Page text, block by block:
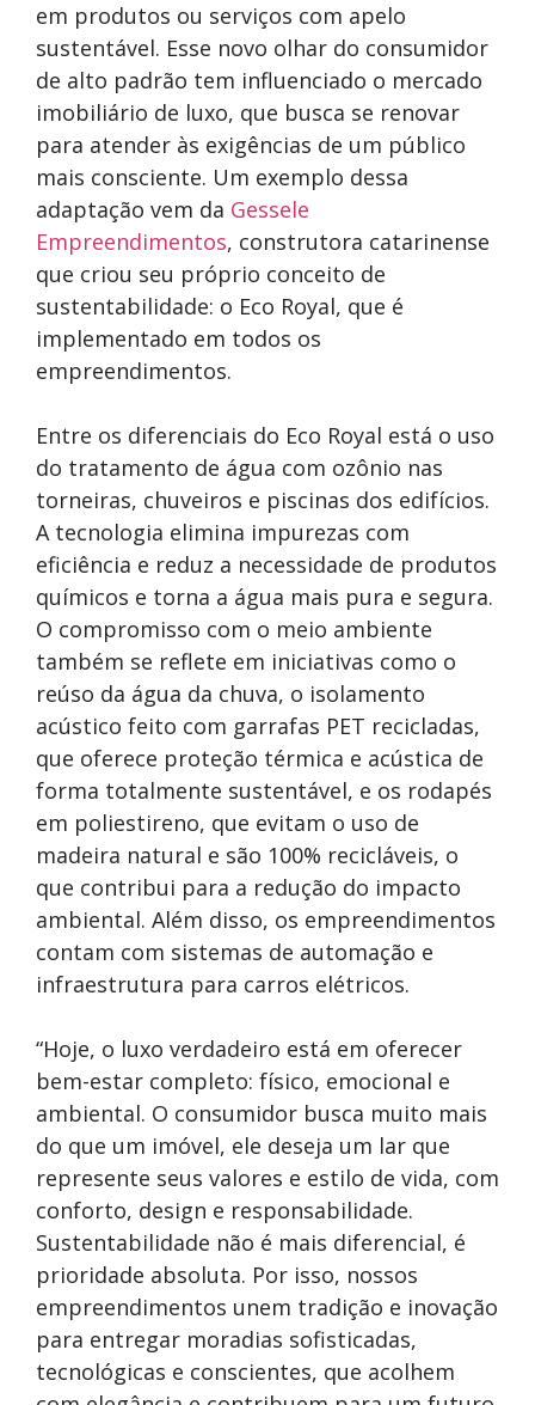
em produtos ou serviços com apelo
sustentável. Esse novo olhar do consumidor
de alto padrão tem influenciado o mercado
imobiliário de luxo, que busca se renovar
para atender às exigências de um público
mais consciente. Um exemplo dessa
adaptação vem da Gessele
Empreendimentos, construtora catarinense
que criou seu próprio conceito de
sustentabilidade: o Eco Royal, que é
implementado em todos os
empreendimentos.
Entre os diferenciais do Eco Royal está o uso
do tratamento de água com ozônio nas
torneiras, chuveiros e piscinas dos edifícios.
A tecnologia elimina impurezas com
eficiência e reduz a necessidade de produtos
químicos e torna a água mais pura e segura.
O compromisso com o meio ambiente
também se reflete em iniciativas como o
reúso da água da chuva, o isolamento
acústico feito com garrafas PET recicladas,
que oferece proteção térmica e acústica de
forma totalmente sustentável, e os rodapés
em poliestireno, que evitam o uso de
madeira natural e são 100% recicláveis, o
que contribui para a redução do impacto
ambiental. Além disso, os empreendimentos
contam com sistemas de automação e
infraestrutura para carros elétricos.
“Hoje, o luxo verdadeiro está em oferecer
bem-estar completo: físico, emocional e
ambiental. O consumidor busca muito mais
do que um imóvel, ele deseja um lar que
represente seus valores e estilo de vida, com
conforto, design e responsabilidade.
Sustentabilidade não é mais diferencial, é
prioridade absoluta. Por isso, nossos
empreendimentos unem tradição e inovação
para entregar moradias sofisticadas,
tecnológicas e conscientes, que acolhem